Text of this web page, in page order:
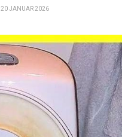
20 JANUAR 2026